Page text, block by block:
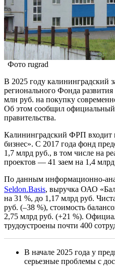
Фото rugrad
В 2025 году калининградский
регионального Фонда
млн руб. на покупку
Об этом сообщил официальный
правительства.
Калининградский ФРП входит
бизнес». С 2017 года фонд
1,7 млрд руб., в том числе на
проектов — 41 заем на 1,4
По данным информационно-
Seldon.Basis, выручка ОАО
на 31 %, до 1,17 млрд руб.
руб. (–38 %), стоимость
2,75 млрд руб. (+21 %).
трудоустроены почти 400
В начале 2025 года у
серьезные проблемы с